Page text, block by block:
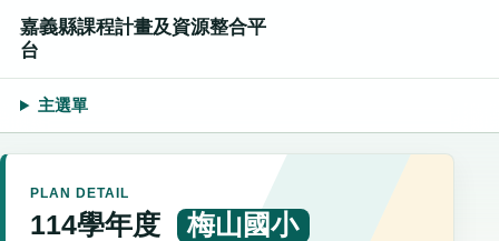
嘉義縣課程計畫及資源整合平
台
主選單
PLAN DETAIL
114學年度
梅山國小